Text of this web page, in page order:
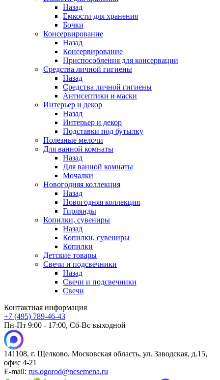
Назад
Емкости для хранения
Бочки
Консервирование
Назад
Консервирование
Приспособления для консервации
Средства личной гигиены
Назад
Средства личной гигиены
Антисептики и маски
Интерьер и декор
Назад
Интерьер и декор
Подставки под бутылку
Полезные мелочи
Для ванной комнаты
Назад
Для ванной комнаты
Мочалки
Новогодняя коллекция
Назад
Новогодняя коллекция
Гирлянды
Копилки, сувениры
Назад
Копилки, сувениры
Копилки
Детские товары
Свечи и подсвечники
Назад
Свечи и подсвечники
Свечи
Контактная информация
+7 (495) 789-46-43
Пн-Пт 9:00 - 17:00, Сб-Вс выходной
141108, г. Щелково, Московская область, ул. Заводская, д.15,
офис 4-21
E-mail: rus.ogorod@ncsemena.ru